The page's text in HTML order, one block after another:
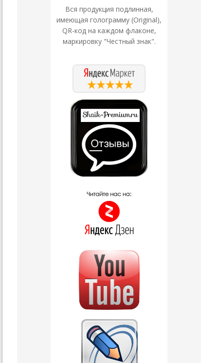
Вся продукция подлинная,
имеющая голограмму (Original),
QR-код на каждом флаконе,
маркировку "Честный знак".